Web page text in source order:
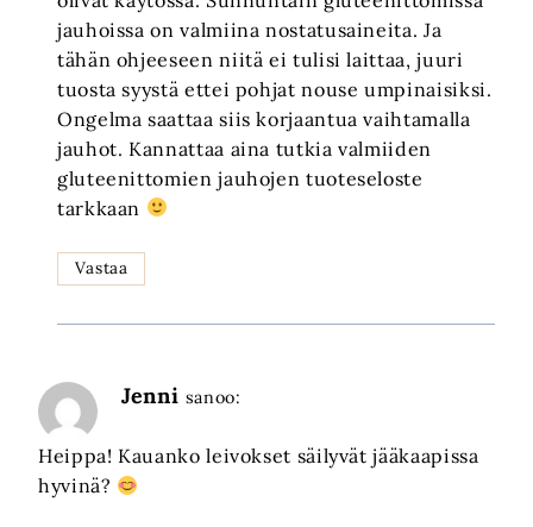
jauhoissa on valmiina nostatusaineita. Ja
tähän ohjeeseen niitä ei tulisi laittaa, juuri
tuosta syystä ettei pohjat nouse umpinaisiksi.
Ongelma saattaa siis korjaantua vaihtamalla
jauhot. Kannattaa aina tutkia valmiiden
gluteenittomien jauhojen tuoteseloste
tarkkaan
Vastaa
Jenni sanoo:
Heippa! Kauanko leivokset säilyvät jääkaapissa
hyvinä?